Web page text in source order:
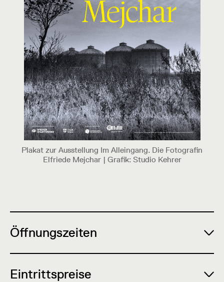
Plakat zur Ausstellung Im Alleingang. Die Fotografin
Elfriede Mejchar | Grafik: Studio Kehrer
Öffnungszeiten
Eintrittspreise